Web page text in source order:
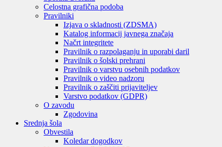
Celostna grafična podoba
Pravilniki
Izjava o skladnosti (ZDSMA)
Katalog informacij javnega značaja
Načrt integritete
Pravilnik o razpolaganju in uporabi daril
Pravilnik o šolski prehrani
Pravilnik o varstvu osebnih podatkov
Pravilnik o video nadzoru
Pravilnik o zaščiti prijaviteljev
Varstvo podatkov (GDPR)
O zavodu
Zgodovina
Srednja šola
Obvestila
Koledar dogodkov